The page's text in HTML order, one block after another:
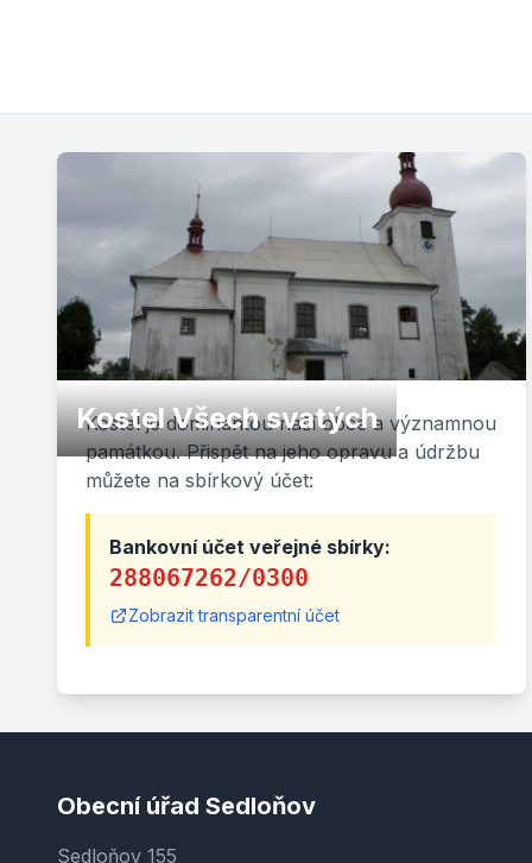
Kostel Všech svatých
Kostel je dominantou naší obce a významnou
památkou. Přispět na jeho opravu a údržbu
můžete na sbírkový účet:
Bankovní účet veřejné sbírky:
288067262/0300
Zobrazit transparentní účet
Obecní úřad Sedloňov
Sedloňov 155